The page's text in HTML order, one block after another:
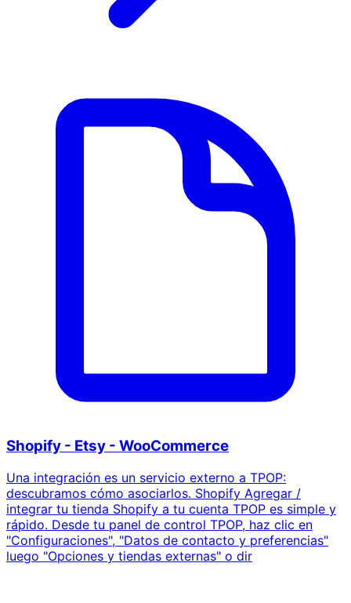
Shopify - Etsy - WooCommerce
Una integración es un servicio externo a TPOP:
descubramos cómo asociarlos. Shopify Agregar /
integrar tu tienda Shopify a tu cuenta TPOP es simple y
rápido. Desde tu panel de control TPOP, haz clic en
"Configuraciones", "Datos de contacto y preferencias"
luego "Opciones y tiendas externas" o dir